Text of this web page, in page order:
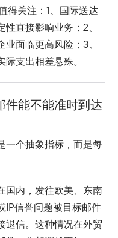
得关注：1、国际送达
直接影响业务；2、
面临更高风险；3、
支出相差悬殊。
件能不能准时到达
一个抽象指标，而是每
国内，发往欧美、东南
IP信誉问题被目标邮件
退信。这种情况在外贸